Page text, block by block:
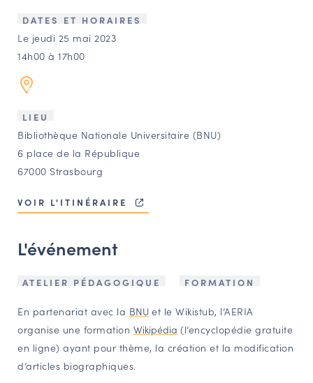
CONTACT
Agenda
Annuaire
Ressources
BOURSE D’ÉCHANGE
CARTES DES NAUDIN
Espace acteurs
NAVIGATION FILTRÉE « ACTEURS »
DATES ET HORAIRES
Le jeudi 25 mai 2023
14h00 à 17h00
LIEU
Bibliothèque Nationale Universitaire (BNU)
6 place de la République
67000 Strasbourg
VOIR L'ITINÉRAIRE
L'événement
ATELIER PÉDAGOGIQUE FORMATION
En partenariat avec la BNUet le Wikistub, l’AERIA
organise une formation Wikipédia (l’encyclopédie gratuite
en ligne) ayant pour thème, la création et la modification
d’articles biographiques.